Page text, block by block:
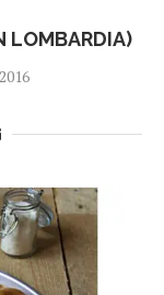
LOMBARDIA)